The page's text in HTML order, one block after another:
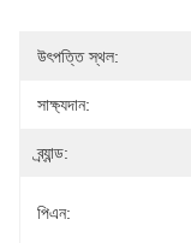
উৎপত্তি স্থল:
সাক্ষ্যদান:
ব্র্যান্ড:
পিএন: